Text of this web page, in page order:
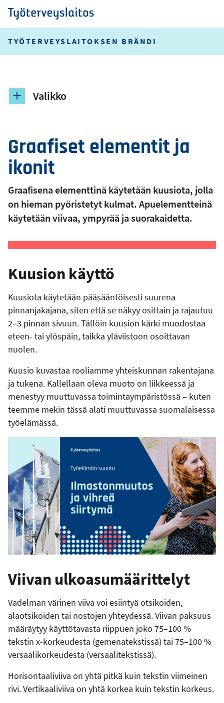
Hyppää
pääsisältöön
Työterveyslaitos
TYÖTERVEYSLAITOKSEN BRÄNDI
Graafiset elementit ja
ikonit
Graafisena elementtinä käytetään kuusiota, jolla
on hieman pyöristetyt kulmat. Apuelementteinä
käytetään viivaa, ympyrää ja suorakaidetta.
Kuusion käyttö
Kuusiota käytetään pääsääntöisesti suurena
pinnanjakajana, siten että se näkyy osittain ja rajautuu
2‒3 pinnan sivuun. Tällöin kuusion kärki muodostaa
eteen- tai ylöspäin, taikka yläviistoon osoittavan
nuolen.
Kuusio kuvastaa rooliamme yhteiskunnan rakentajana
ja tukena. Kallellaan oleva muoto on liikkeessä ja
menestyy muuttuvassa toimintaympäristössä ‒ kuten
teemme mekin tässä alati muuttuvassa suomalaisessa
työelämässä.
Viivan ulkoasumäärittelyt
Vadelman värinen viiva voi esiintyä otsikoiden,
alaotsikoiden tai nostojen yhteydessä. Viivan paksuus
määräytyy käyttötavasta riippuen joko 75–100 %
tekstin x-korkeudesta (gemenatekstissä) tai 75–100 %
versaalikorkeudesta (versaalitekstissä).
Horisontaaliviiva on yhtä pitkä kuin tekstin viimeinen
rivi. Vertikaaliviiva on yhtä korkea kuin tekstin korkeus.
Valikko